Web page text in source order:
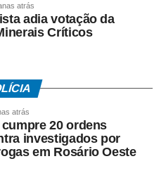
atrás
adia votação da
Críticos
atrás
20 ordens
investigados por
em Rosário Oeste